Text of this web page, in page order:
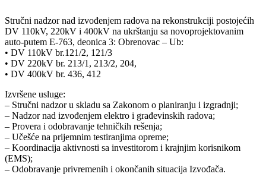
Stručni nadzor nad izvođenjem radova na rekonstrukciji postojećih
DV 110kV, 220kV i 400kV na ukrštanju sa novoprojektovanim
auto-putem E-763, deonica 3: Obrenovac – Ub:
• DV 110kV br.121/2, 121/3
• DV 220kV br. 213/1, 213/2, 204,
• DV 400kV br. 436, 412
Izvršene usluge:
– Stručni nadzor u skladu sa Zakonom o planiranju i izgradnji;
– Nadzor nad izvođenjem elektro i građevinskih radova;
– Provera i odobravanje tehničkih rešenja;
– Učešće na prijemnim testiranjima opreme;
– Koordinacija aktivnosti sa investitorom i krajnjim korisnikom
(EMS);
– Odobravanje privremenih i okončanih situacija Izvođača.